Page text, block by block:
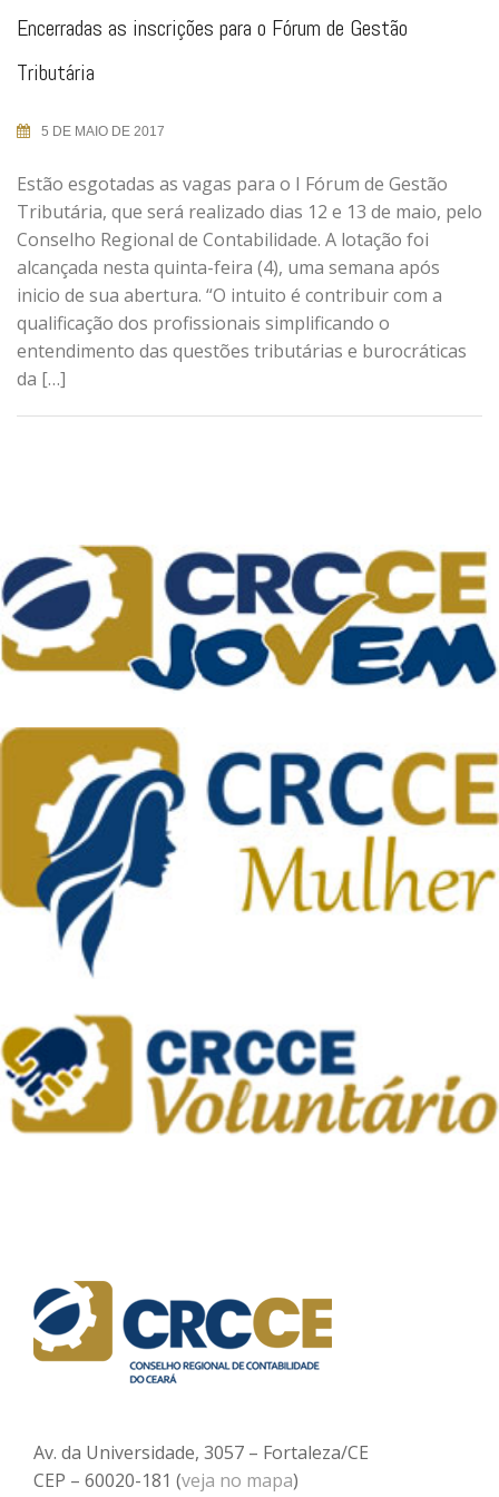
Encerradas as inscrições para o Fórum de Gestão
Tributária
5 DE MAIO DE 2017
Estão esgotadas as vagas para o I Fórum de Gestão
Tributária, que será realizado dias 12 e 13 de maio, pelo
Conselho Regional de Contabilidade. A lotação foi
alcançada nesta quinta-feira (4), uma semana após
inicio de sua abertura. “O intuito é contribuir com a
qualificação dos profissionais simplificando o
entendimento das questões tributárias e burocráticas
da […]
Av. da Universidade, 3057 – Fortaleza/CE
CEP – 60020-181 (veja no mapa)